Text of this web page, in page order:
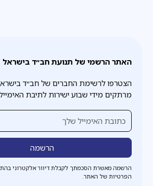
האתר הרשמי של תנועת חב״ד בישראל
הצטרפו לרשימת החברים של חב״ד
מרתקים מידי שבוע ישירות לתיבת
הרשמה מאשרת הסכמתך לקבלת דיוור אלקטרוני
הפרטיות של האתר.